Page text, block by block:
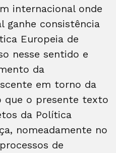
internacional onde
ganhe consistência
Europeia de
nesse sentido e
da
em torno da
que o presente texto
da Política
nomeadamente no
de